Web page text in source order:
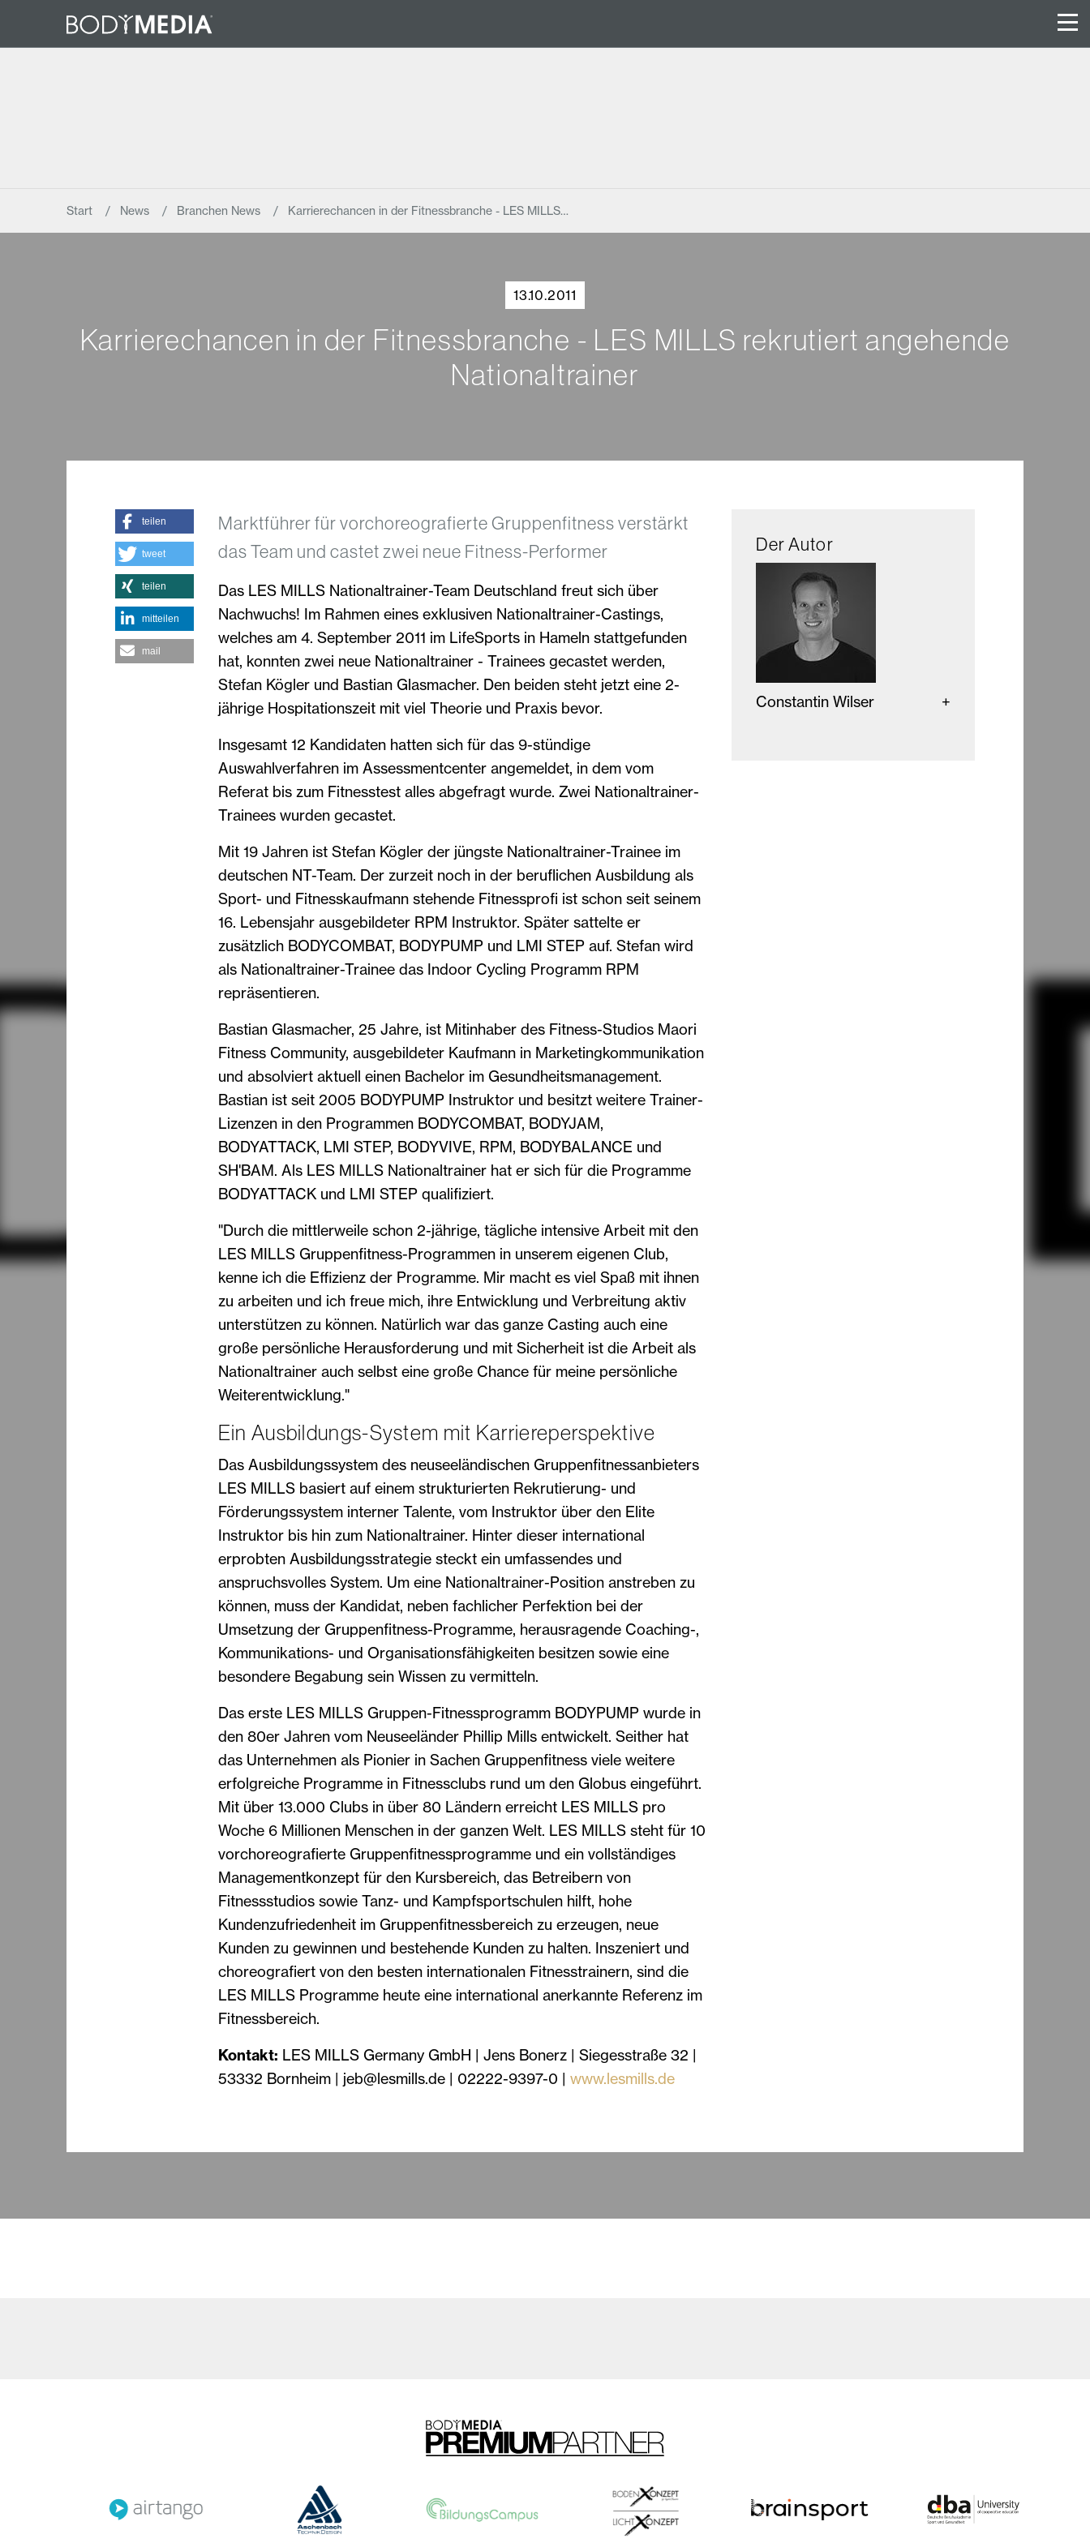
Start News Branchen News Karrierechancen in der Fitnessbranche - LES MILLS…
13.10.2011
Karrierechancen in der Fitnessbranche - LES MILLS rekrutiert angehende
Nationaltrainer
Marktführer für vorchoreografierte Gruppenfitness verstärkt
das Team und castet zwei neue Fitness-Performer
Das LES MILLS Nationaltrainer-Team Deutschland freut sich über
Nachwuchs! Im Rahmen eines exklusiven Nationaltrainer-Castings,
welches am 4. September 2011 im LifeSports in Hameln stattgefunden
hat, konnten zwei neue Nationaltrainer - Trainees gecastet werden,
Stefan Kögler und Bastian Glasmacher. Den beiden steht jetzt eine 2-
jährige Hospitationszeit mit viel Theorie und Praxis bevor.
Insgesamt 12 Kandidaten hatten sich für das 9-stündige
Auswahlverfahren im Assessmentcenter angemeldet, in dem vom
Referat bis zum Fitnesstest alles abgefragt wurde. Zwei Nationaltrainer-
Trainees wurden gecastet.
Mit 19 Jahren ist Stefan Kögler der jüngste Nationaltrainer-Trainee im
deutschen NT-Team. Der zurzeit noch in der beruflichen Ausbildung als
Sport- und Fitnesskaufmann stehende Fitnessprofi ist schon seit seinem
16. Lebensjahr ausgebildeter RPM Instruktor. Später sattelte er
zusätzlich BODYCOMBAT, BODYPUMP und LMI STEP auf. Stefan wird
als Nationaltrainer-Trainee das Indoor Cycling Programm RPM
repräsentieren.
Bastian Glasmacher, 25 Jahre, ist Mitinhaber des Fitness-Studios Maori
Fitness Community, ausgebildeter Kaufmann in Marketingkommunikation
und absolviert aktuell einen Bachelor im Gesundheitsmanagement.
Bastian ist seit 2005 BODYPUMP Instruktor und besitzt weitere Trainer-
Lizenzen in den Programmen BODYCOMBAT, BODYJAM,
BODYATTACK, LMI STEP, BODYVIVE, RPM, BODYBALANCE und
SH'BAM. Als LES MILLS Nationaltrainer hat er sich für die Programme
BODYATTACK und LMI STEP qualifiziert.
"Durch die mittlerweile schon 2-jährige, tägliche intensive Arbeit mit den
LES MILLS Gruppenfitness-Programmen in unserem eigenen Club,
kenne ich die Effizienz der Programme. Mir macht es viel Spaß mit ihnen
zu arbeiten und ich freue mich, ihre Entwicklung und Verbreitung aktiv
unterstützen zu können. Natürlich war das ganze Casting auch eine
große persönliche Herausforderung und mit Sicherheit ist die Arbeit als
Nationaltrainer auch selbst eine große Chance für meine persönliche
Weiterentwicklung."
Ein Ausbildungs-System mit Karriereperspektive
Das Ausbildungssystem des neuseeländischen Gruppenfitnessanbieters
LES MILLS basiert auf einem strukturierten Rekrutierung- und
Förderungssystem interner Talente, vom Instruktor über den Elite
Instruktor bis hin zum Nationaltrainer. Hinter dieser international
erprobten Ausbildungsstrategie steckt ein umfassendes und
anspruchsvolles System. Um eine Nationaltrainer-Position anstreben zu
können, muss der Kandidat, neben fachlicher Perfektion bei der
Umsetzung der Gruppenfitness-Programme, herausragende Coaching-,
Kommunikations- und Organisationsfähigkeiten besitzen sowie eine
besondere Begabung sein Wissen zu vermitteln.
Das erste LES MILLS Gruppen-Fitnessprogramm BODYPUMP wurde in
den 80er Jahren vom Neuseeländer Phillip Mills entwickelt. Seither hat
das Unternehmen als Pionier in Sachen Gruppenfitness viele weitere
erfolgreiche Programme in Fitnessclubs rund um den Globus eingeführt.
Mit über 13.000 Clubs in über 80 Ländern erreicht LES MILLS pro
Woche 6 Millionen Menschen in der ganzen Welt. LES MILLS steht für 10
vorchoreografierte Gruppenfitnessprogramme und ein vollständiges
Managementkonzept für den Kursbereich, das Betreibern von
Fitnessstudios sowie Tanz- und Kampfsportschulen hilft, hohe
Kundenzufriedenheit im Gruppenfitnessbereich zu erzeugen, neue
Kunden zu gewinnen und bestehende Kunden zu halten. Inszeniert und
choreografiert von den besten internationalen Fitnesstrainern, sind die
LES MILLS Programme heute eine international anerkannte Referenz im
Fitnessbereich.
Kontakt: LES MILLS Germany GmbH | Jens Bonerz | Siegesstraße 32 |
53332 Bornheim | jeb@lesmills.de | 02222-9397-0 | www.lesmills.de
teilen
tweet
teilen
mitteilen
mail
Der Autor
Constantin Wilser